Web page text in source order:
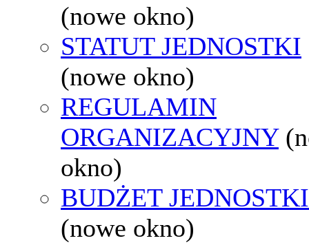
(nowe okno)
STATUT JEDNOSTKI
(nowe okno)
REGULAMIN
ORGANIZACYJNY
okno)
BUDŻET JEDNOSTKI
(nowe okno)